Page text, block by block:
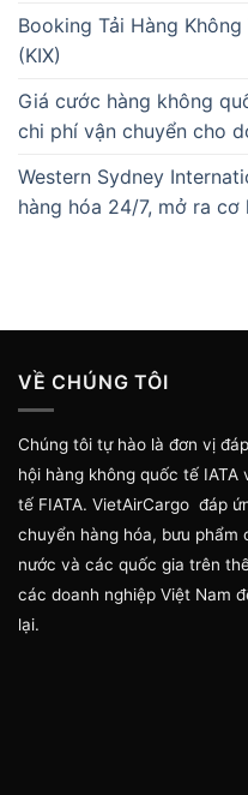
Booking Tải Hàng
(KIX)
Giá cước hàng không
chi phí vận chuyển cho
Western Sydney
hàng hóa 24/7, mở ra
VỀ CHÚNG TÔI
Chúng tôi tự hào là đơn vị
hội hàng không quốc tế
tế FIATA. VietAirCargo đáp
chuyển hàng hóa, bưu phẩm
nước và các quốc gia trên
các doanh nghiệp Việt Nam
lại.